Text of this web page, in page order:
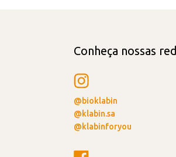
Conheça nossas
@bioklabin
@klabin.sa
@klabinforyou